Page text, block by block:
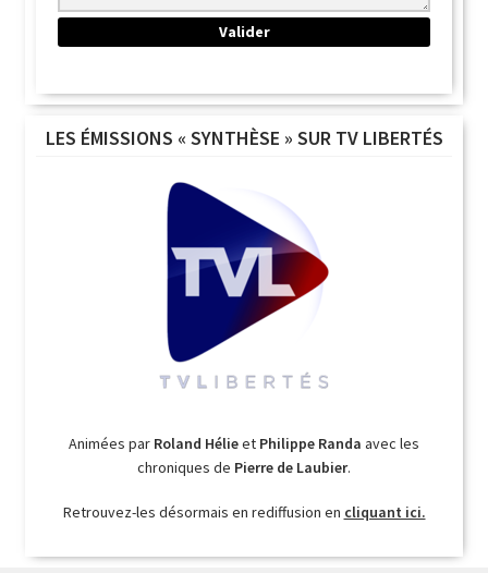
LES ÉMISSIONS « SYNTHÈSE » SUR TV LIBERTÉS
Animées par Roland Hélieet Philippe Randa avec les
chroniques de Pierre de Laubier.
Retrouvez-les désormais en rediffusion en cliquant ici.